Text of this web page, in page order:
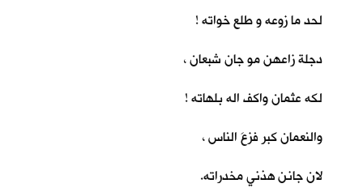
لحد ما زوعه و طلع خواته !
دجلة زاعهن مو جان شبعان ،
لكه عثمان واكف اله بلهاته !
والنعمان كبر فزعَ الناس ،
لان جانن هذني مخدراته.